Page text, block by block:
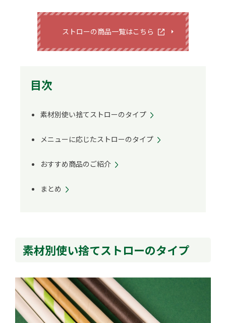
ストローの商品一覧はこちら
目次
素材別使い捨てストローのタイプ
メニューに応じたストローのタイプ
おすすめ商品のご紹介
まとめ
素材別使い捨てストローのタイプ